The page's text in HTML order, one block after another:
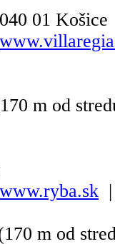
01 Košice
m od
www.ryba.sk
m od